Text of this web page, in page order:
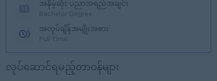
အနိမ့်ဆုံး ပညာအရည်အချင်း
Bachelor Degree
အလုပ်ချိန်အမျိုးအစား
Full Time
လုပ်ဆောင်ရမည့်တာဝန်များ